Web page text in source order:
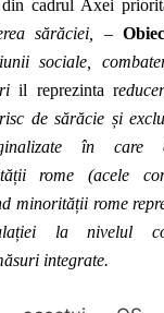
cadrul Axei
sărăciei, –
sociale
il reprezinta r
de sărăcie și
în care
rome (acele
minorității rome
la nivelul
integrate.